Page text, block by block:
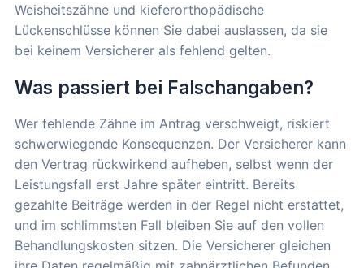
Weisheitszähne und kieferorthopädische
Lückenschlüsse können Sie dabei auslassen, da sie
bei keinem Versicherer als fehlend gelten.
Was passiert bei Falschangaben?
Wer fehlende Zähne im Antrag verschweigt, riskiert
schwerwiegende Konsequenzen. Der Versicherer kann
den Vertrag rückwirkend aufheben, selbst wenn der
Leistungsfall erst Jahre später eintritt. Bereits
gezahlte Beiträge werden in der Regel nicht erstattet,
und im schlimmsten Fall bleiben Sie auf den vollen
Behandlungskosten sitzen. Die Versicherer gleichen